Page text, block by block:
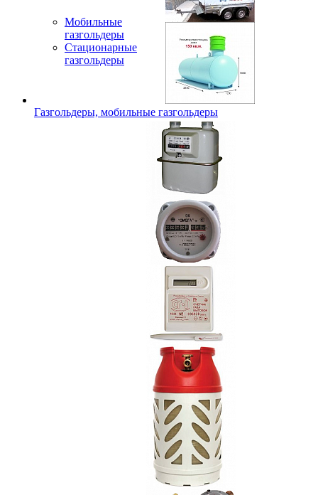
Мобильные
газгольдеры
Стационарные
газгольдеры
Газгольдеры, мобильные газгольдеры